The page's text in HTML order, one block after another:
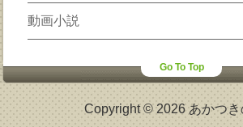
動画小説
Go To Top
Copyright © 2026 あかつき